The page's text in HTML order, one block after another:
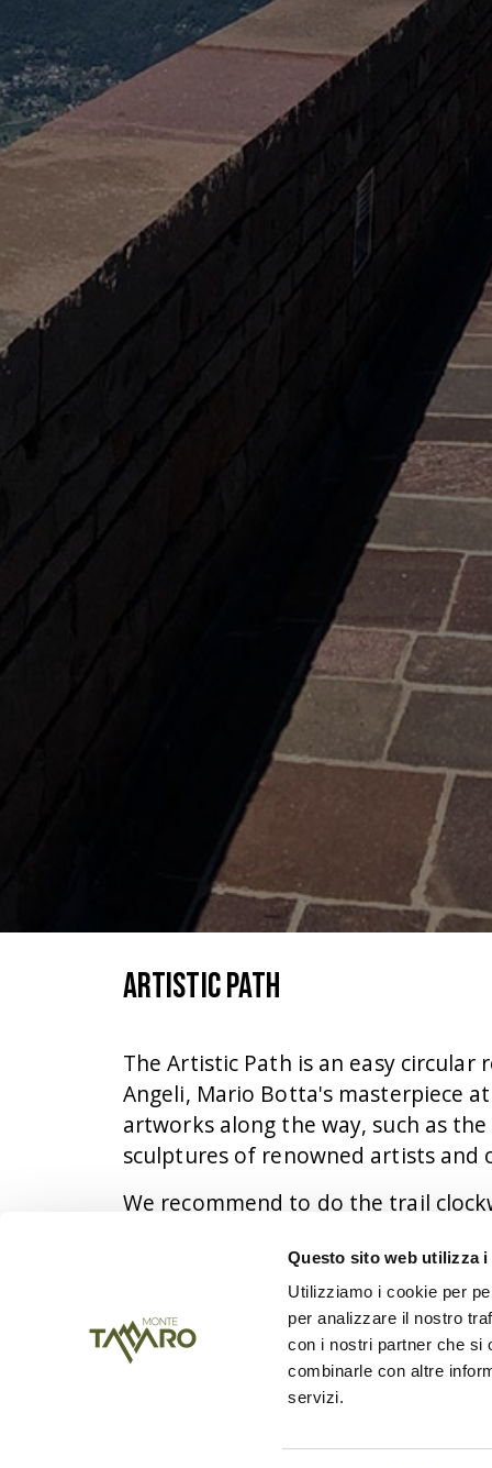
Questo sito web utilizza i
Utilizziamo i cookie per
per analizzare il nostro
con i nostri partner che si
combinarle con altre
servizi.
Artistic Path
The Artistic Path is an easy
Angeli, Mario Botta's masterpiece
artworks along the way, such as
sculptures of renowned artists and
We recommend to do the trail